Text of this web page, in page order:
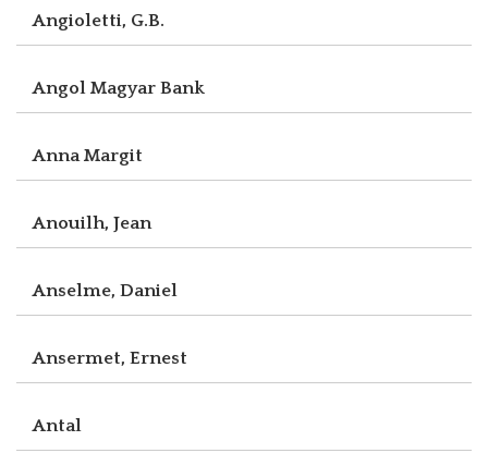
Angioletti, G.B.
Angol Magyar Bank
Anna Margit
Anouilh, Jean
Anselme, Daniel
Ansermet, Ernest
Antal